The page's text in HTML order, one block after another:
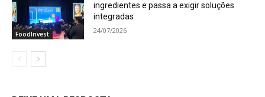
FoodInvest
ingredientes e passa a exigir soluções
integradas
24/07/2026